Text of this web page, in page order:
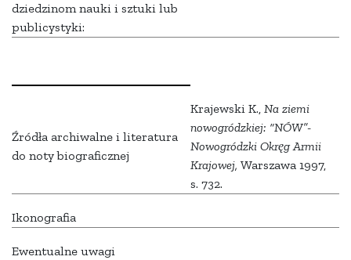
dziedzinom nauki i sztuki lub
publicystyki:
Źródła archiwalne i literatura
do noty biograficznej
Krajewski K., Na ziemi
nowogródzkiej: “NÓW”-
Nowogródzki Okręg Armii
Krajowej, Warszawa 1997,
s. 732.
Ikonografia
Ewentualne uwagi